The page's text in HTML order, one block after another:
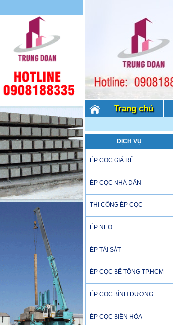
Trang chủ
DỊCH VỤ
ÉP CỌC GIÁ RẺ
ÉP CỌC NHÀ DÂN
THI CÔNG ÉP CỌC
ÉP NEO
ÉP TẢI SẮT
ÉP CỌC BÊ TÔNG TP.HCM
ÉP CỌC BÌNH DƯƠNG
ÉP CỌC BIÊN HÒA